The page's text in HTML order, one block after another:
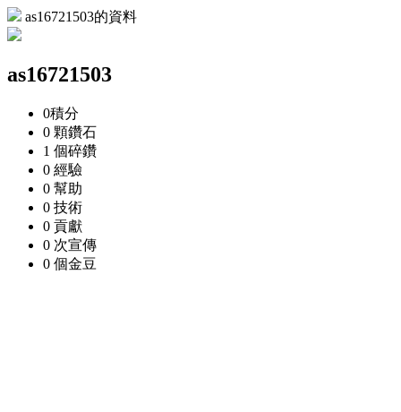
as16721503的資料
as16721503
0積分
0 顆鑽石
1 個碎鑽
0 經驗
0 幫助
0 技術
0 貢獻
0 次宣傳
0 個金豆